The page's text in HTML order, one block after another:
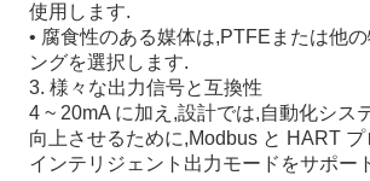
使用します.
• 腐食性のある媒体は,PTFEまたは他
ングを選択します.
3. 様々な出力信号と互換性
4 ~ 20mA に加え,設計では,自動化シス
向上させるために,Modbus と HART
インテリジェント出力モードをサポー